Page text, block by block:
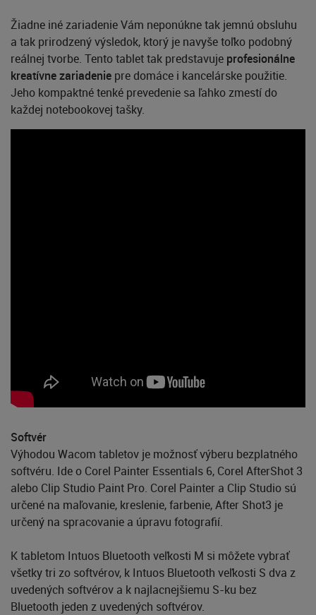
Žiadne iné zariadenie Vám neponúkne tak jemnú obsluhu
a tak prirodzený výsledok, ktorý je navyše toľko podobný
reálnej tvorbe. Tento tablet tak predstavuje profesionálne
kreatívne zariadenie pre domáce i kancelárske použitie.
Jeho kompaktné tenké prevedenie sa ľahko zmestí do
každej notebookovej tašky.
Softvér
Výhodou Wacom tabletov je možnosť výberu bezplatného
softvéru. Ide o Corel Painter Essentials 6, Corel AfterShot 3
alebo Clip Studio Paint Pro. Corel Painter a Clip Studio sú
určené na maľovanie, kreslenie, farbenie, After Shot3 je
určený na spracovanie a úpravu fotografií.
K tabletom Intuos Bluetooth veľkosti M si môžete vybrať
všetky tri zo softvérov, k Intuos Bluetooth veľkosti S dva z
uvedených softvérov a k najlacnejšiemu S-ku bez
Bluetooth jeden z uvedených softvérov.